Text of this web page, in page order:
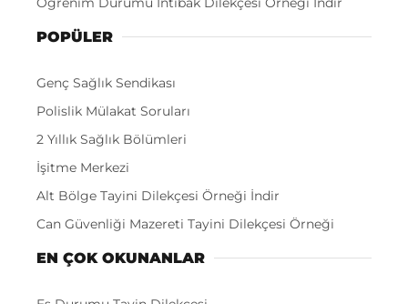
POPÜLER
Genç Sağlık Sendikası
Polislik Mülakat Soruları
2 Yıllık Sağlık Bölümleri
İşitme Merkezi
Alt Bölge Tayini Dilekçesi Örneği İndir
Can Güvenliği Mazereti Tayini Dilekçesi Örneği
EN ÇOK OKUNANLAR